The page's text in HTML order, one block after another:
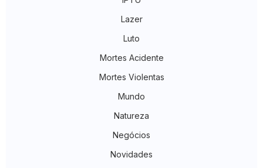
Lazer
Luto
Mortes Acidente
Mortes Violentas
Mundo
Natureza
Negócios
Novidades